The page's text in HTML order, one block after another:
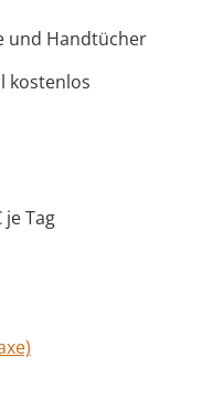
und Handtücher
kostenlos
je Tag